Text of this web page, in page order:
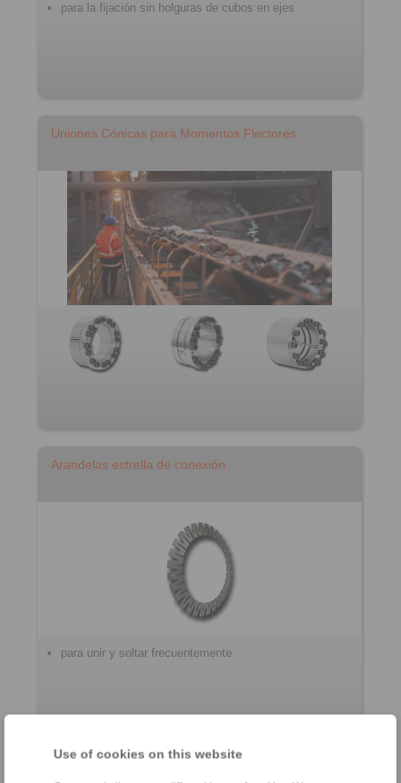
Use of cookies on this website
para la fijación sin holguras de cubos en ejes
Uniones Cónicas para Momentos Flectores
Arandelas estrella de conexión
para unir y soltar frecuentemente